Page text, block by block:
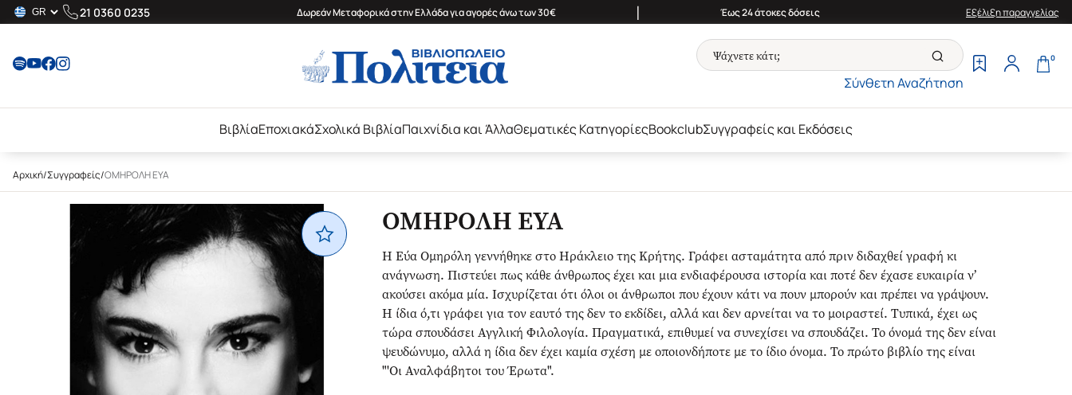
21 0360 0235 Δωρεάν Μεταφορικά στην Ελλάδα για αγορές άνω των 30€ | Έως 24 άτοκες δόσεις Εξέλιξη παραγγελίας
Σύνθετη Αναζήτηση
0
ΒιβλίαΕποχιακάΣχολικά ΒιβλίαΠαιχνίδια και ΆλλαΘεματικές ΚατηγορίεςBookclubΣυγγραφείς και Εκδόσεις
Αρχική/Συγγραφείς/ΟΜΗΡΟΛΗ ΕΥΑ
ΟΜΗΡΟΛΗ ΕΥΑ
Η Εύα Ομηρόλη γεννήθηκε στο Ηράκλειο της Κρήτης. Γράφει ασταμάτητα από πριν διδαχθεί γραφή κι
ανάγνωση. Πιστεύει πως κάθε άνθρωπος έχει και μια ενδιαφέρουσα ιστορία και ποτέ δεν έχασε ευκαιρία ν’
ακούσει ακόμα μία. Ισχυρίζεται ότι όλοι οι άνθρωποι που έχουν κάτι να πουν μπορούν και πρέπει να γράψουν.
Η ίδια ό,τι γράφει για τον εαυτό της δεν το εκδίδει, αλλά και δεν αρνείται να το μοιραστεί. Τυπικά, έχει ως
τώρα σπουδάσει Αγγλική Φιλολογία. Πραγματικά, επιθυμεί να συνεχίσει να σπουδάζει. Το όνομά της δεν είναι
ψευδώνυμο, αλλά η ίδια δεν έχει καμία σχέση με οποιονδήποτε με το ίδιο όνομα. Το πρώτο βιβλίο της είναι
"'Οι Αναλφάβητοι του Έρωτα".